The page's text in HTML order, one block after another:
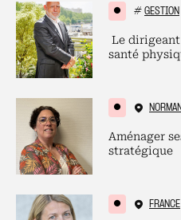
# GESTION
Le
santé
Aménager
stratégique
FRANCE